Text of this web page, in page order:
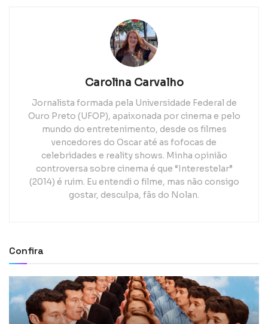
Carolina Carvalho
Jornalista formada pela Universidade Federal de
Ouro Preto (UFOP), apaixonada por cinema e pelo
mundo do entretenimento, desde os filmes
vencedores do Oscar até as fofocas de
celebridades e reality shows. Minha opinião
controversa sobre cinema é que “Interestelar”
(2014) é ruim. Eu entendi o filme, mas não consigo
gostar, desculpa, fãs do Nolan.
Confira